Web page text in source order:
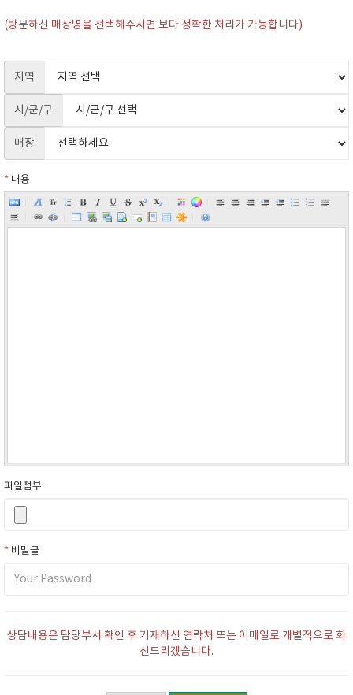
(방문하신 매장명을 선택해주시면 보다 정확한 처리가 가능합니다)
지역
시/군/구
매장
* 내용
파일첨부
* 비밀글
상담내용은 담당부서 확인 후 기재하신 연락처 또는 이메일로 개별적으로 회
신드리겠습니다.